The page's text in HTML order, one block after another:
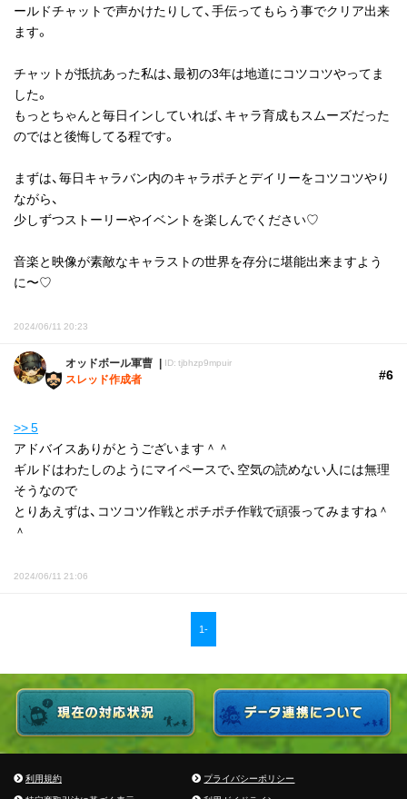
ールドチャットで声かけたりして、手伝ってもらう事でクリア出来
ます。
チャットが抵抗あった私は、最初の3年は地道にコツコツやってま
した。
もっとちゃんと毎日インしていれば、キャラ育成もスムーズだった
のではと後悔してる程です。
まずは、毎日キャラバン内のキャラポチとデイリーをコツコツやり
ながら、
少しずつストーリーやイベントを楽しんでください♡
音楽と映像が素敵なキャラストの世界を存分に堪能出来ますよう
に〜♡
2024/06/11 20:23
オッドボール軍曹 ID: tjbhzp9mpuir
スレッド作成者 #6
>> 5
アドバイスありがとうございます＾＾
ギルドはわたしのようにマイペースで、空気の読めない人には無理
そうなので
とりあえずは、コツコツ作戦とポチポチ作戦で頑張ってみますね＾
＾
2024/06/11 21:06
1-
利用規約
プライバシーポリシー